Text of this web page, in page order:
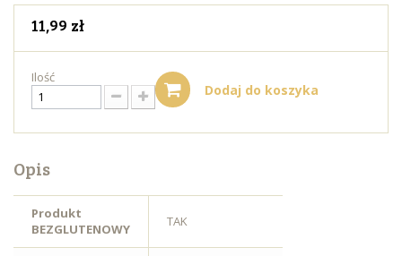
11,99 zł
Ilość
Dodaj do koszyka
Opis
Produkt
BEZGLUTENOWY
TAK